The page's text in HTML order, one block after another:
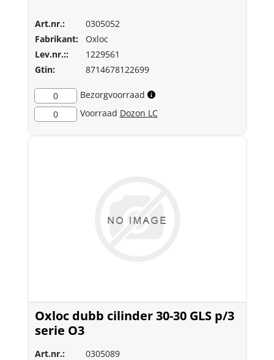
Art.nr.:
0305052
Fabrikant:
Oxloc
Lev.nr.::
1229561
Gtin:
8714678122699
0
Bezorgvoorraad
0
Voorraad Dozon LC
Oxloc dubb cilinder 30-30 GLS p/3
serie O3
Art.nr.:
0305089